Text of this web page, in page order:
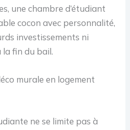
une chambre d’étudiant
cocon avec personnalité,
investissements ni
la fin du bail.
murale en logement
ne se limite pas à